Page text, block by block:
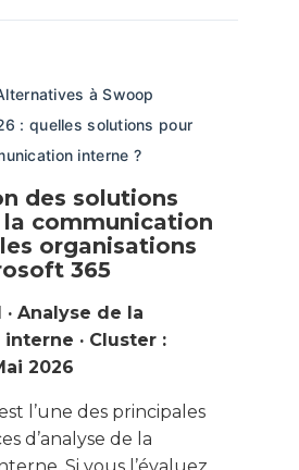
à Swoop
: quelles solutions pour
interne ?
des solutions
la communication
organisations
365
Analyse de la
· Cluster :
2026
l’une des principales
d’analyse de la